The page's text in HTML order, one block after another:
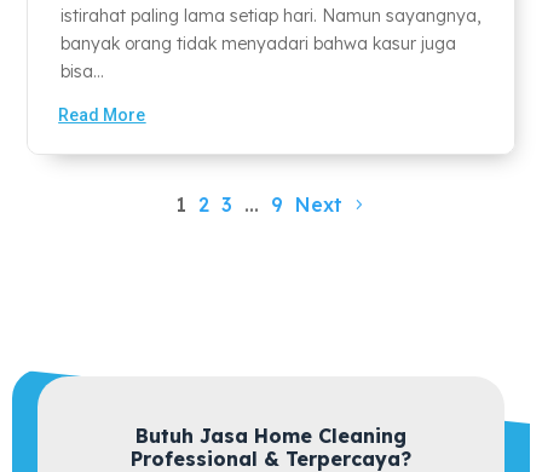
istirahat paling lama setiap hari. Namun sayangnya,
banyak orang tidak menyadari bahwa kasur juga
bisa...
Read More
1 2 3 … 9 Next
Butuh Jasa Home Cleaning
Professional & Terpercaya?